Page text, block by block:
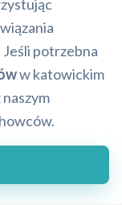
potrzebna
w katowickim
naszym